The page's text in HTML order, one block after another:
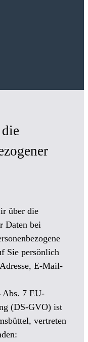
über die
Daten bei
Sie persönlich
E-Mail-
Abs. 7 EU-
(DS-GVO) ist
vertreten